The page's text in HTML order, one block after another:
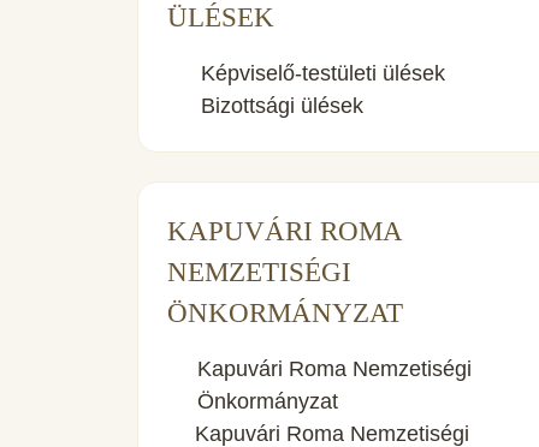
ÜLÉSEK
Képviselő-testületi ülések
Bizottsági ülések
KAPUVÁRI ROMA
NEMZETISÉGI
ÖNKORMÁNYZAT
Kapuvári Roma Nemzetiségi
Önkormányzat
Kapuvári Roma Nemzetiségi